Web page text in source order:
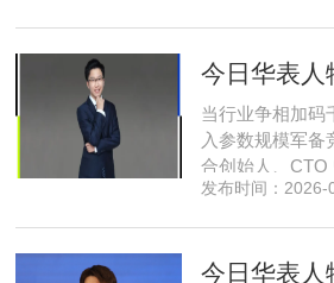
来，三四线城市
立足本地需求顺
当行业争相加码
入参数规模军备
合创始人、CTO
条小众赛道：深
的技术深耕与严
发布时间：2026-